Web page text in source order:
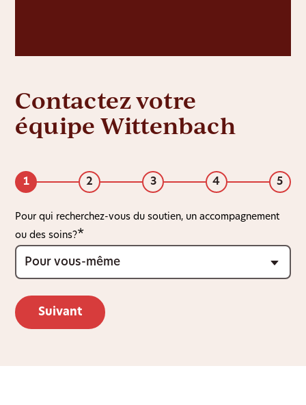
Contactez votre
équipe Wittenbach
1 2 3 4 5
Pour qui recherchez-vous du soutien, un accompagnement
ou des soins?